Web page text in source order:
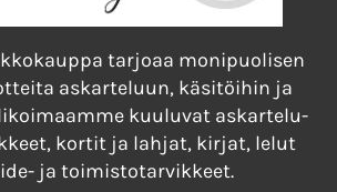
tarjoaa monipuolisen
askarteluun, käsitöihin ja
kuuluvat askartelu-
kortit ja lahjat, kirjat, lelut
ja toimistotarvikkeet.